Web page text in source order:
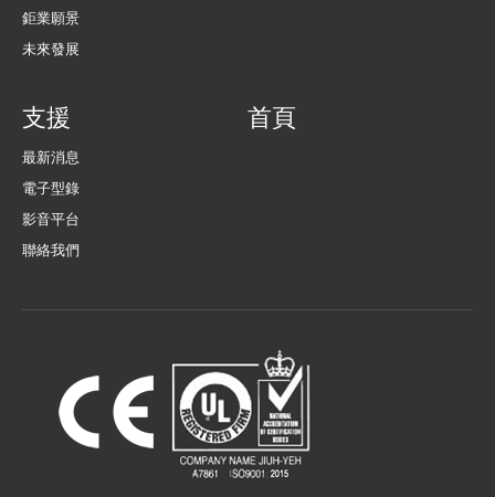
鉅業願景
未來發展
支援
最新消息
電子型錄
影音平台
聯絡我們
首頁